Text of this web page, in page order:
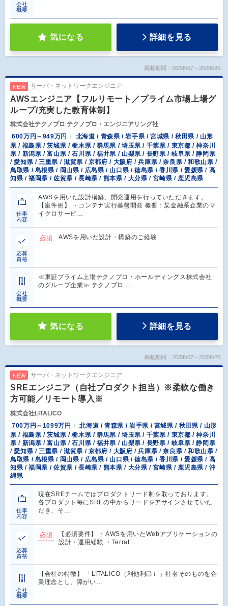
会社
概要
気になる 詳細を見る
掲載期間：26/08/07～26/08/20
NEW サーバ・ネットワークエンジニア
AWSエンジニア【フルリモート／プライム市場上場グ
ループ/充実した教育体制】
株式会社テクノプロ テクノプロ・エンジニアリング社
600万円～949万円
北海道 / 青森県 / 岩手県 / 宮城県 / 秋田県 / 山形
県 / 福島県 / 茨城県 / 栃木県 / 群馬県 / 埼玉県 / 千葉県 / 東京都 / 神奈川
県 / 新潟県 / 富山県 / 石川県 / 福井県 / 山梨県 / 長野県 / 岐阜県 / 静岡県
/ 愛知県 / 三重県 / 滋賀県 / 京都府 / 大阪府 / 兵庫県 / 奈良県 / 和歌山県 /
鳥取県 / 島根県 / 岡山県 / 広島県 / 山口県 / 徳島県 / 香川県 / 愛媛県 / 高
知県 / 福岡県 / 佐賀県 / 長崎県 / 熊本県 / 大分県 / 宮崎県 / 鹿児島県
仕事
内容
AWSを用いた設計構築、開発運用を行っていただきます。
【案件例】 ・コンテナ実行基盤開発 概要：某金融系企業のマ
イクロサービ…
応募
資格
必須 AWSを用いた設計・構築のご経験
会社
概要
≪東証プライム上場テクノプロ・ホールディングス株式会社
のグループ企業≫ テクノプロ…
気になる 詳細を見る
掲載期間：26/08/07～26/08/20
NEW サーバ・ネットワークエンジニア
SREエンジニア（自社プロダクト担当）※柔軟な働き
方可能／リモート導入※
株式会社LITALICO
700万円～1099万円
北海道 / 青森県 / 岩手県 / 宮城県 / 秋田県 / 山形
県 / 福島県 / 茨城県 / 栃木県 / 群馬県 / 埼玉県 / 千葉県 / 東京都 / 神奈川
県 / 新潟県 / 富山県 / 石川県 / 福井県 / 山梨県 / 長野県 / 岐阜県 / 静岡県
/ 愛知県 / 三重県 / 滋賀県 / 京都府 / 大阪府 / 兵庫県 / 奈良県 / 和歌山県 /
鳥取県 / 島根県 / 岡山県 / 広島県 / 山口県 / 徳島県 / 香川県 / 愛媛県 / 高
知県 / 福岡県 / 佐賀県 / 長崎県 / 熊本県 / 大分県 / 宮崎県 / 鹿児島県 / 沖
縄県
仕事
内容
現在SREチームではプロダクトリード制を取っております。
各プロダクト毎にSREの中からリードをアサインさせていた
だき、そ…
応募
資格
必須
【必須要件】 ・AWSを用いたWebアプリケーションの
設計・運用経験 ・Terraf…
会社
概要
【会社の特徴】 「LITALICO（利他利己）」社名そのものを企
業理念とし、障がい…